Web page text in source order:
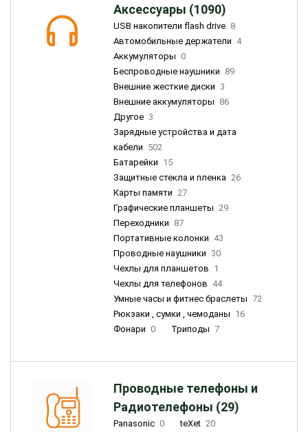
Аксессуары (1090)
USB накопители flash drive 8
Автомобильные держатели 4
Аккумуляторы 0
Беспроводные наушники 89
Внешние жесткие диски 3
Внешние аккумуляторы 86
Другое 3
Зарядные устройства и дата
кабели 502
Батарейки 15
Защитные стекла и пленка 26
Карты памяти 27
Графические планшеты 29
Переходники 87
Портативные колонки 43
Проводные наушники 30
Чехлы для планшетов 1
Чехлы для телефонов 44
Умные часы и фитнес браслеты 72
Рюкзаки , сумки , чемоданы 16
Фонари 0 Триподы 7
Проводные телефоны и
Радиотелефоны (29)
Panasonic 0 teXet 20